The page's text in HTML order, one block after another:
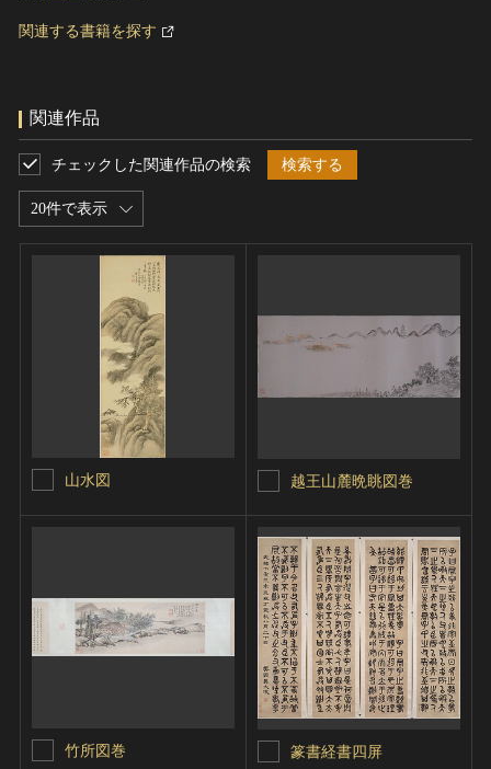
関連する書籍を探す
関連作品
20件で表示
チェックした関連作品の検索 検索する
山水図 越王山麓晩眺図巻
竹所図巻 篆書経書四屏